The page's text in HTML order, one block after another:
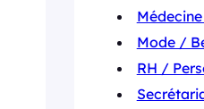
Mode /
RH /